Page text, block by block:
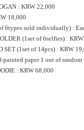
: KRW 22,000
18,000
6types sold individually) :
(1set of 6selfies) :
SET (1set of 14pcs) : KRW
painted paper 1 out of random
: KRW 68,000